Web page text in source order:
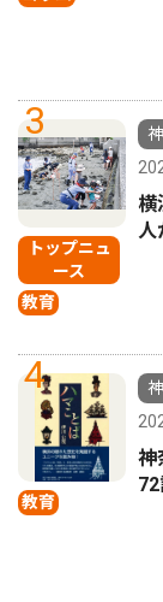
3
トップニュ
ース
教育
横
人
4
教育
神